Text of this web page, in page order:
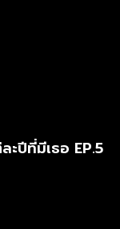
ะปีที่มีเธอ EP.5